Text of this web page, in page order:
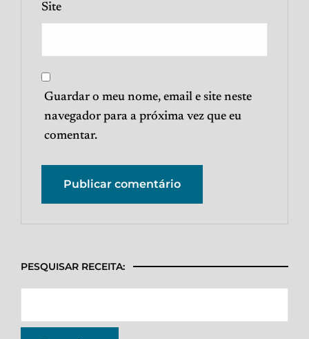
Site
Guardar o meu nome, email e site neste
navegador para a próxima vez que eu
comentar.
PESQUISAR RECEITA: